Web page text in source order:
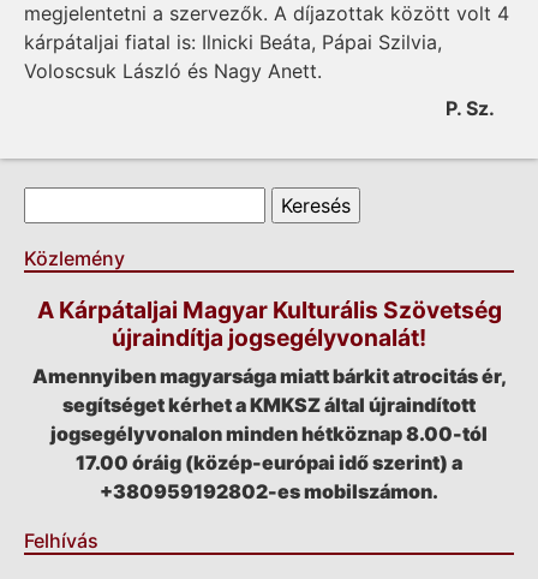
megjelentetni a szervezők. A díjazottak között volt 4
kárpátaljai fiatal is: Ilnicki Beáta, Pápai Szilvia,
Voloscsuk László és Nagy Anett.
P. Sz.
Keresés űrlap
Keresés
Közlemény
A Kárpátaljai Magyar Kulturális Szövetség
újraindítja jogsegélyvonalát!
Amennyiben magyarsága miatt bárkit atrocitás ér,
segítséget kérhet a KMKSZ által újraindított
jogsegélyvonalon minden hétköznap 8.00-tól
17.00 óráig (közép-európai idő szerint) a
+380959192802-es mobilszámon.
Felhívás